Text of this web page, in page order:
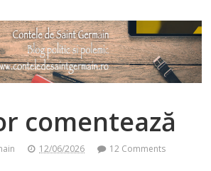
comentează
12/06/2026 12 Comments